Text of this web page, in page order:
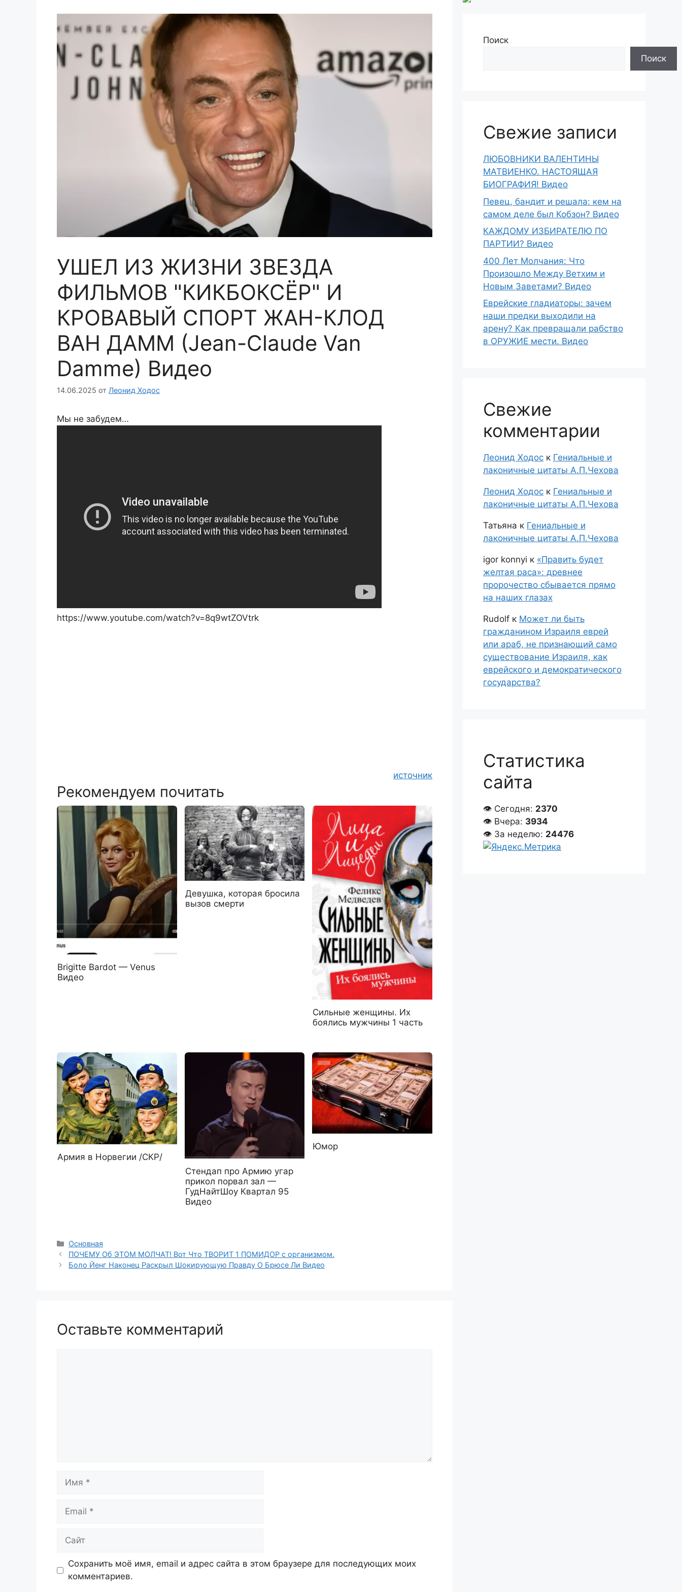
УШЕЛ ИЗ ЖИЗНИ ЗВЕЗДА
ФИЛЬМОВ "КИКБОКСЁР" И
КРОВАВЫЙ СПОРТ ЖАН-КЛОД
ВАН ДАММ (Jean-Claude Van
Damme) Видео
14.06.2025 от Леонид Ходос
Мы не забудем…
https://www.youtube.com/watch?v=8q9wtZOVtrk
источник
Рекомендуем почитать
Brigitte Bardot — Venus
Видео
Девушка, которая бросила
вызов смерти
Сильные женщины. Их
боялись мужчины 1 часть
Армия в Норвегии /СКР/
Стендап про Армию угар
прикол порвал зал —
ГудНайтШоу Квартал 95
Видео
Юмор
Рубрики
Основная
ПОЧЕМУ Об ЭТОМ МОЛЧАТ! Вот Что ТВОРИТ 1 ПОМИДОР с организмом.
Боло Йенг Наконец Раскрыл Шокирующую Правду О Брюсе Ли Видео
Оставьте комментарий
Имя
Email
Сайт
Сохранить моё имя, email и адрес сайта в этом браузере для последующих моих
комментариев.
Поиск
Поиск
Свежие записи
ЛЮБОВНИКИ ВАЛЕНТИНЫ
МАТВИЕНКО. НАСТОЯЩАЯ
БИОГРАФИЯ! Видео
Певец, бандит и решала: кем на
самом деле был Кобзон? Видео
КАЖДОМУ ИЗБИРАТЕЛЮ ПО
ПАРТИИ? Видео
400 Лет Молчания: Что
Произошло Между Ветхим и
Новым Заветами? Видео
Еврейские гладиаторы: зачем
наши предки выходили на
арену? Как превращали рабство
в ОРУЖИЕ мести. Видео
Свежие
комментарии
Леонид Ходос к Гениальные и
лаконичные цитаты А.П.Чехова
Леонид Ходос к Гениальные и
лаконичные цитаты А.П.Чехова
Татьяна к Гениальные и
лаконичные цитаты А.П.Чехова
igor konnyi к «Править будет
желтая раса»: древнее
пророчество сбывается прямо
на наших глазах
Rudolf к Может ли быть
гражданином Израиля еврей
или араб, не признающий само
существование Израиля, как
еврейского и демократического
государства?
Статистика
сайта
👁 Сегодня: 2370
👁 Вчера: 3934
👁 За неделю: 24476